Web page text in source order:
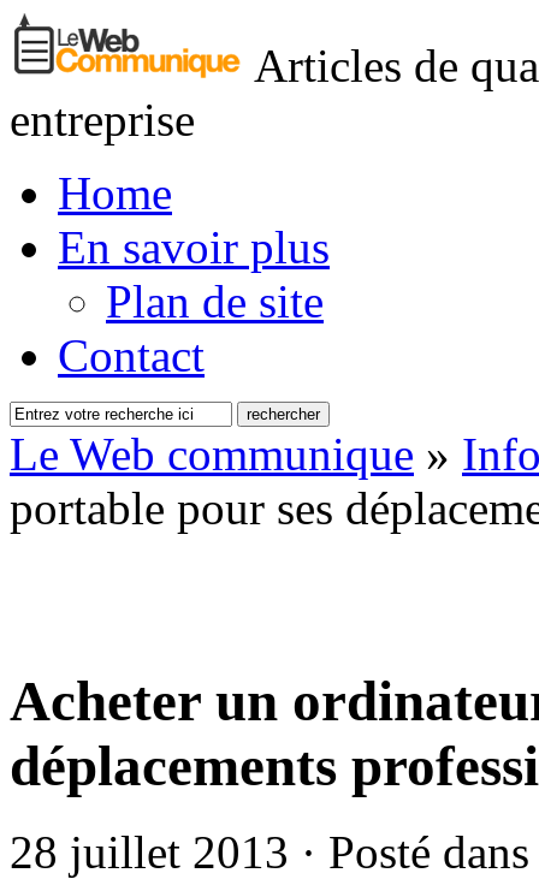
Articles de
entreprise
Home
En savoir plus
Plan de site
Contact
Le Web communique »
portable pour ses
Acheter un
déplacements
28 juillet 2013 · Posté